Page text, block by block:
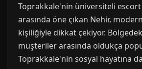
Toprakkale'nin üniversiteli
arasında öne çıkan Nehir,
kişiliğiyle dikkat çekiyor.
müşteriler arasında oldukça
Toprakkale'nin sosyal hayatına